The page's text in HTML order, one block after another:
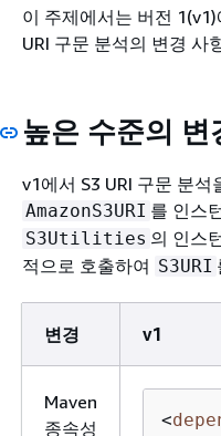
이 주제에서는 버전
URI 구문 분석의 변경 사
높은 수준의 변
v1에서 S3 URI 구문 분
AmazonS3URI 를 인스
S3Utilities 의 인스
적으로 호출하여 S3URI
변경 v1
Maven
종속성
<